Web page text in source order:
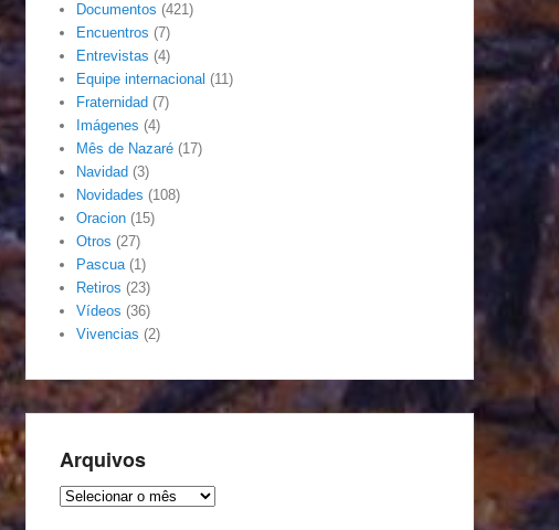
Documentos (421)
Encuentros (7)
Entrevistas (4)
Equipe internacional (11)
Fraternidad (7)
Imágenes (4)
Mês de Nazaré (17)
Navidad (3)
Novidades (108)
Oracion (15)
Otros (27)
Pascua(1)
Retiros (23)
Vídeos (36)
Vivencias (2)
Arquivos
Arquivos